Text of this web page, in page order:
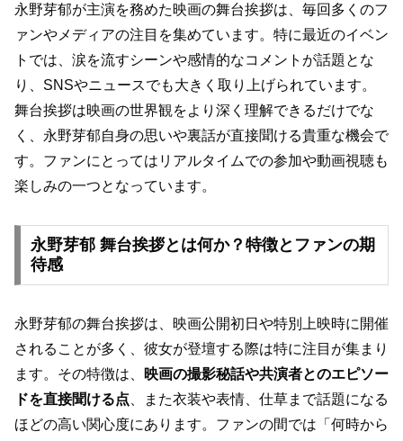
永野芽郁が主演を務めた映画の舞台挨拶は、毎回多くのフ
ァンやメディアの注目を集めています。特に最近のイベン
トでは、涙を流すシーンや感情的なコメントが話題とな
り、SNSやニュースでも大きく取り上げられています。
舞台挨拶は映画の世界観をより深く理解できるだけでな
く、永野芽郁自身の思いや裏話が直接聞ける貴重な機会で
す。ファンにとってはリアルタイムでの参加や動画視聴も
楽しみの一つとなっています。
永野芽郁 舞台挨拶とは何か？特徴とファンの期
待感
永野芽郁の舞台挨拶は、映画公開初日や特別上映時に開催
されることが多く、彼女が登壇する際は特に注目が集まり
ます。その特徴は、
映画の撮影秘話や共演者とのエピソー
ドを直接聞ける点 、また衣装や表情、仕草まで話題になる
ほどの高い関心度にあります。ファンの間では「何時から